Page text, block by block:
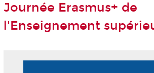
Journée Erasmus+ de
l'Enseignement